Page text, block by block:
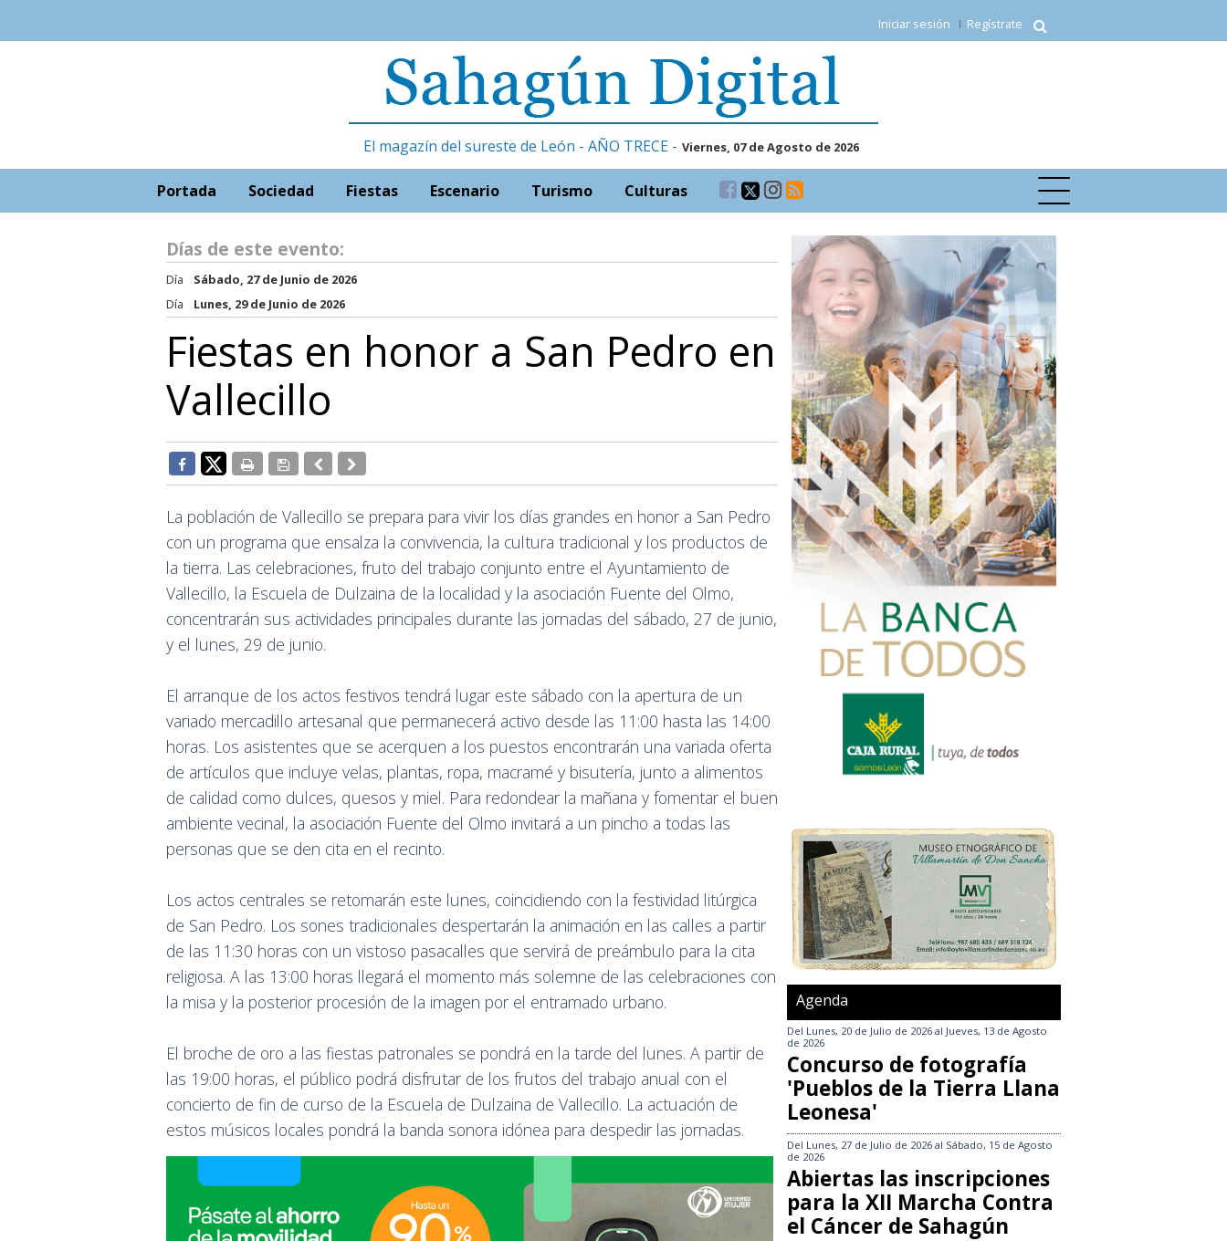
Iniciar sesión Regístrate
El magazín del sureste de León - AÑO TRECE - Viernes, 07 de Agosto de 2026
Portada Sociedad Fiestas Escenario Turismo Culturas
Días de este evento:
Día
Sábado, 27 de Junio de 2026
Día
Lunes, 29 de Junio de 2026
Fiestas en honor a San Pedro en
Vallecillo
La población de Vallecillo se prepara para vivir los días grandes en honor a San Pedro
con un programa que ensalza la convivencia, la cultura tradicional y los productos de
la tierra. Las celebraciones, fruto del trabajo conjunto entre el Ayuntamiento de
Vallecillo, la Escuela de Dulzaina de la localidad y la asociación Fuente del Olmo,
concentrarán sus actividades principales durante las jornadas del sábado, 27 de junio,
y el lunes, 29 de junio.
El arranque de los actos festivos tendrá lugar este sábado con la apertura de un
variado mercadillo artesanal que permanecerá activo desde las 11:00 hasta las 14:00
horas. Los asistentes que se acerquen a los puestos encontrarán una variada oferta
de artículos que incluye velas, plantas, ropa, macramé y bisutería, junto a alimentos
de calidad como dulces, quesos y miel. Para redondear la mañana y fomentar el buen
ambiente vecinal, la asociación Fuente del Olmo invitará a un pincho a todas las
personas que se den cita en el recinto.
Los actos centrales se retomarán este lunes, coincidiendo con la festividad litúrgica
de San Pedro. Los sones tradicionales despertarán la animación en las calles a partir
de las 11:30 horas con un vistoso pasacalles que servirá de preámbulo para la cita
religiosa. A las 13:00 horas llegará el momento más solemne de las celebraciones con
la misa y la posterior procesión de la imagen por el entramado urbano.
El broche de oro a las fiestas patronales se pondrá en la tarde del lunes. A partir de
las 19:00 horas, el público podrá disfrutar de los frutos del trabajo anual con el
concierto de fin de curso de la Escuela de Dulzaina de Vallecillo. La actuación de
estos músicos locales pondrá la banda sonora idónea para despedir las jornadas.
Agenda
Del Lunes, 20 de Julio de 2026 al Jueves, 13 de Agosto
de 2026
Concurso de fotografía
'Pueblos de la Tierra Llana
Leonesa'
Del Lunes, 27 de Julio de 2026 al Sábado, 15 de Agosto
de 2026
Abiertas las inscripciones
para la XII Marcha Contra
el Cáncer de Sahagún